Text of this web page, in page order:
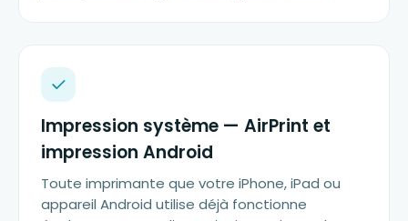
Impression système — AirPrint et
impression Android
Toute imprimante que votre iPhone, iPad ou
appareil Android utilise déjà fonctionne